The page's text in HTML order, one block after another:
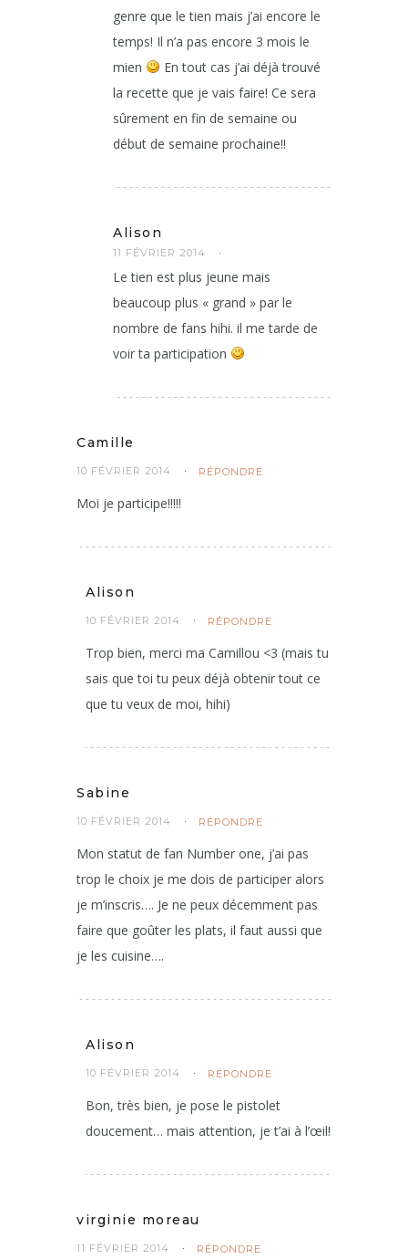
genre que le tien mais j’ai encore le
temps! Il n’a pas encore 3 mois le
mien
En tout cas j’ai déjà trouvé
la recette que je vais faire! Ce sera
sûrement en fin de semaine ou
début de semaine prochaine!!
Alison
11 FÉVRIER 2014
Le tien est plus jeune mais
beaucoup plus « grand » par le
nombre de fans hihi. il me tarde de
voir ta participation
Camille
10 FÉVRIER 2014 RÉPONDRE
Moi je participe!!!!!
Alison
10 FÉVRIER 2014 RÉPONDRE
Trop bien, merci ma Camillou <3 (mais tu
sais que toi tu peux déjà obtenir tout ce
que tu veux de moi, hihi)
Sabine
10 FÉVRIER 2014 RÉPONDRE
Mon statut de fan Number one, j’ai pas
trop le choix je me dois de participer alors
je m’inscris…. Je ne peux décemment pas
faire que goûter les plats, il faut aussi que
je les cuisine….
Alison
10 FÉVRIER 2014 RÉPONDRE
Bon, très bien, je pose le pistolet
doucement… mais attention, je t’ai à l’œil!
virginie moreau
11 FÉVRIER 2014 RÉPONDRE